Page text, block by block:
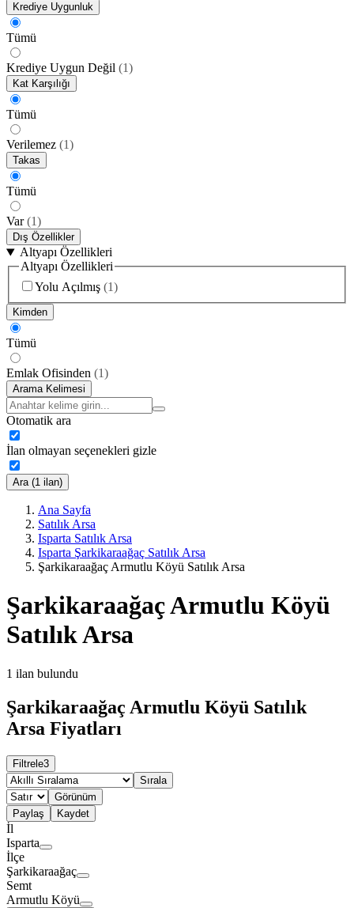
Krediye Uygunluk
Tümü
Krediye Uygun Değil (1)
Kat Karşılığı
Tümü
Verilemez (1)
Takas
Tümü
Var (1)
Dış Özellikler
Altyapı Özellikleri
Altyapı Özellikleri
Yolu Açılmış (1)
Kimden
Tümü
Emlak Ofisinden (1)
Arama Kelimesi
Otomatik ara
İlan olmayan seçenekleri gizle
Ara (1 ilan)
Ana Sayfa
Satılık Arsa
Isparta Satılık Arsa
Isparta Şarkikaraağaç Satılık Arsa
Şarkikaraağaç Armutlu Köyü Satılık Arsa
Şarkikaraağaç Armutlu Köyü
Satılık Arsa
1 ilan bulundu
Şarkikaraağaç Armutlu Köyü Satılık
Arsa Fiyatları
Filtrele3
Sırala
Görünüm
Paylaş
Kaydet
İl
Isparta
İlçe
Şarkikaraağaç
Semt
Armutlu Köyü